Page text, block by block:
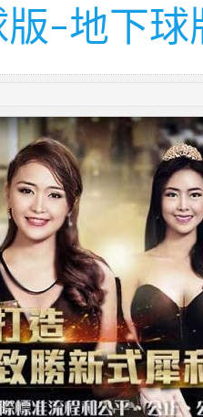
版-地下